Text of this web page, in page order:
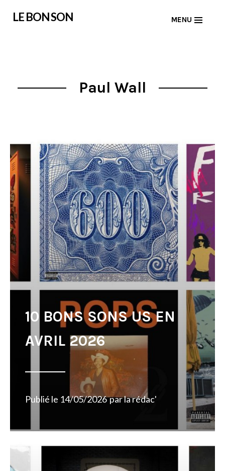
LE BON SON MENU
Paul Wall
10 BONS SONS US EN
AVRIL 2026
Publié le 14/05/2026 parla rédac'